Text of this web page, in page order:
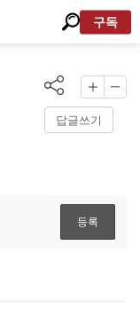
구독
답글쓰기